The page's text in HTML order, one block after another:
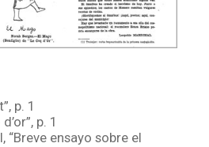
p. 1
p. 1
“Breve ensayo sobre el